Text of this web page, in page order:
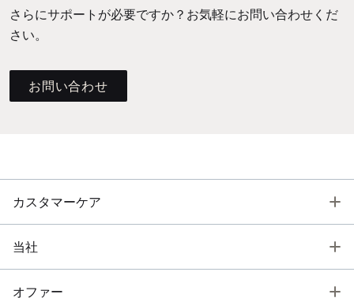
さらにサポートが必要ですか？お気軽にお問い合わせくだ
さい。
お問い合わせ
カスタマーケア
当社
オファー